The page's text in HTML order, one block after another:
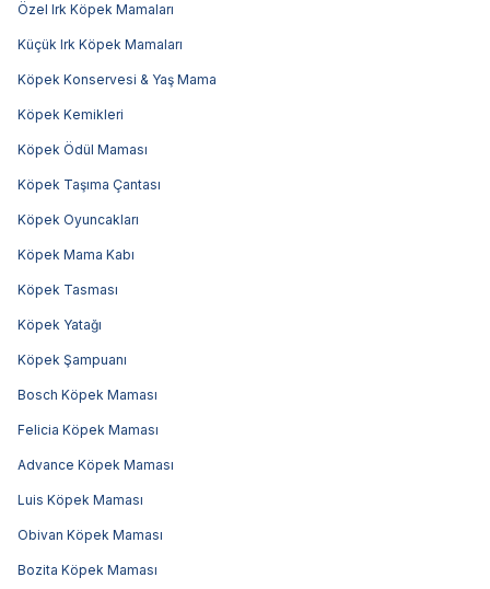
Özel Irk Köpek Mamaları
Küçük Irk Köpek Mamaları
Köpek Konservesi & Yaş Mama
Köpek Kemikleri
Köpek Ödül Maması
Köpek Taşıma Çantası
Köpek Oyuncakları
Köpek Mama Kabı
Köpek Tasması
Köpek Yatağı
Köpek Şampuanı
Bosch Köpek Maması
Felicia Köpek Maması
Advance Köpek Maması
Luis Köpek Maması
Obivan Köpek Maması
Bozita Köpek Maması